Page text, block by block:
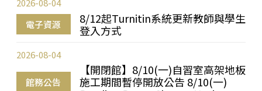
電子資源
8/12起Turnitin系統更新教師與學生
登入方式
2026-08-04
館務公告
【開閉館】8/10(一)自習室高架地板
施工期間暫停開放公告 8/10(一)
2026-08-04